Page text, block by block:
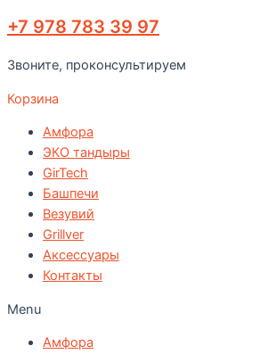
+7 978 783 39 97
Звоните, проконсультируем
Корзина
Амфора
ЭКО тандыры
GirTech
Башпечи
Везувий
Grillver
Аксессуары
Контакты
Menu
Амфора